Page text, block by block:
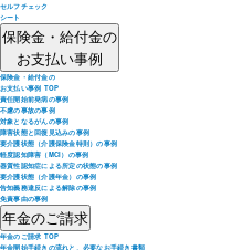
セルフチェック
シート
保険金・給付金の
お支払い事例
保険金・給付金の
お支払い事例 TOP
責任開始前発病の事例
不慮の事故の事例
対象となるがんの事例
障害状態と回復見込みの事例
要介護状態（介護保険金特則）の事例
軽度認知障害（MCI）の事例
器質性認知症による所定の状態の事例
要介護状態（介護年金）の事例
告知義務違反による解除の事例
免責事由の事例
年金のご請求
年金のご請求 TOP
年金開始手続きの流れと、必要なお手続き書類